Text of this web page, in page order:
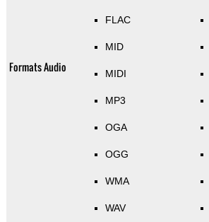
Formats Audio
FLAC
MID
MIDI
MP3
OGA
OGG
WMA
WAV